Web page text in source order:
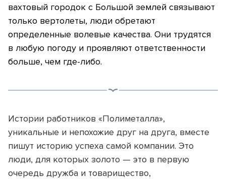
вахтовый городок с Большой землей связывают
только вертолеты, люди обретают
определенные волевые качества. Они трудятся
в любую погоду и проявляют ответственности
больше, чем где-либо.
Истории работников «Полиметалла»,
уникальные и непохожие друг на друга, вместе
пишут историю успеха самой компании. Это
люди, для которых золото — это в первую
очередь дружба и товарищество,